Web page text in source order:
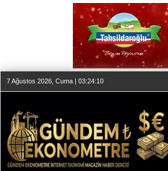
7 Ağustos 2026, Cuma | 03:24:10